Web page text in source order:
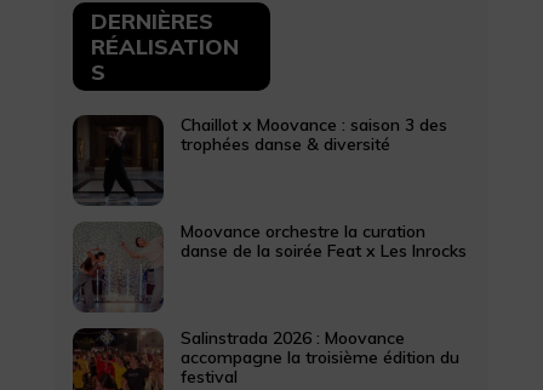
DERNIÈRES
RÉALISATION
S
Chaillot x Moovance : saison 3 des
trophées danse & diversité
Moovance orchestre la curation
danse de la soirée Feat x Les Inrocks
Salinstrada 2026 : Moovance
accompagne la troisième édition du
festival